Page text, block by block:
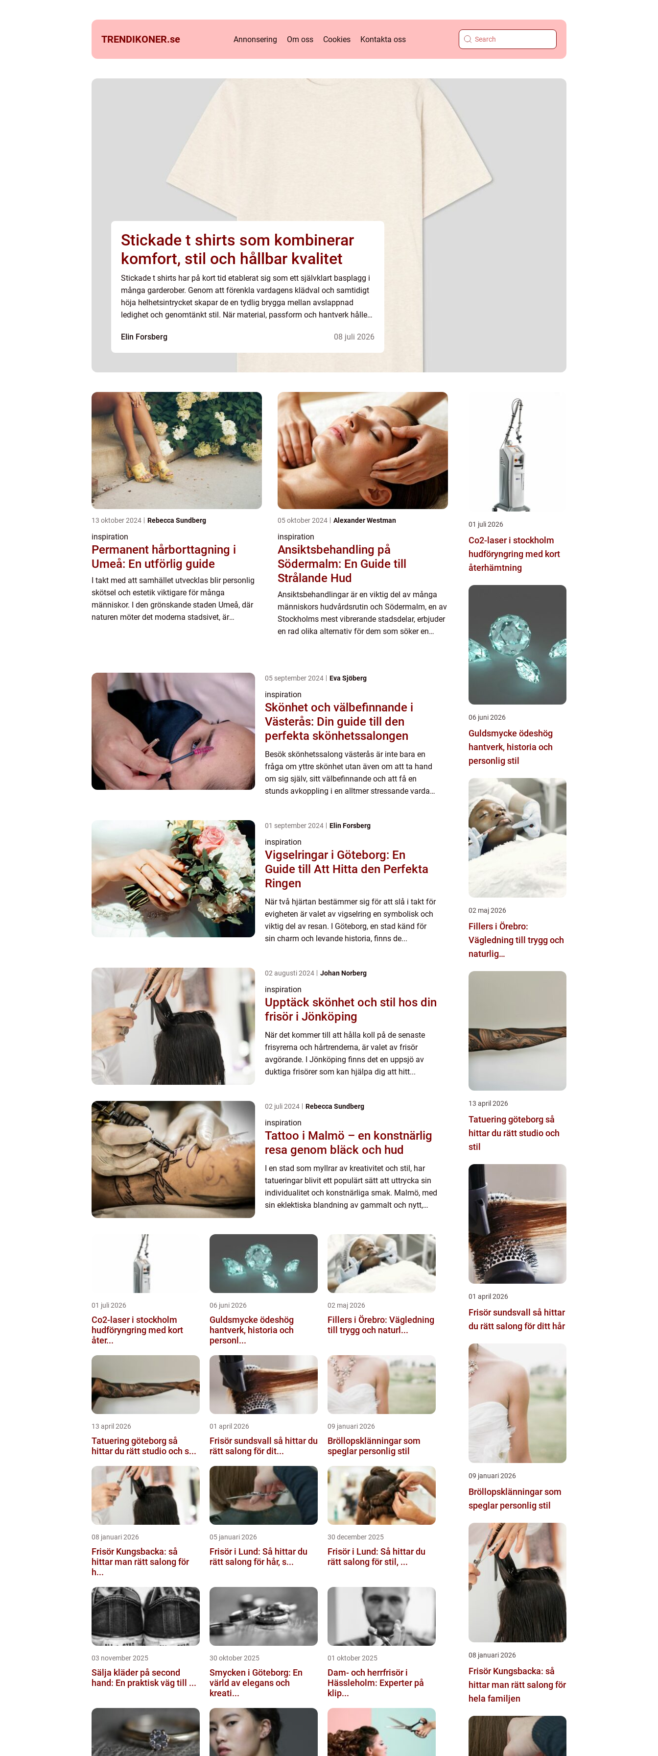
TRENDIKONER.se Annonsering Om oss Cookies Kontakta oss
Stickade t shirts som kombinerar
komfort, stil och hållbar kvalitet
Stickade t shirts har på kort tid etablerat sig som ett självklart basplagg i
många garderober. Genom att förenkla vardagens klädval och samtidigt
höja helhetsintrycket skapar de en tydlig brygga mellan avslappnad
ledighet och genomtänkt stil. När material, passform och hantverk håller
Elin Forsberg
08 juli 2026
13 oktober 2024 Rebecca Sundberg
inspiration
Permanent hårborttagning i
Umeå: En utförlig guide
I takt med att samhället utvecklas blir personlig
skötsel och estetik viktigare för många
människor. I den grönskande staden Umeå, där
naturen möter det moderna stadsivet, är
05 oktober 2024 Alexander Westman
inspiration
Ansiktsbehandling på
Södermalm: En Guide till
Strålande Hud
Ansiktsbehandlingar är en viktig del av många
människors hudvårdsrutin och Södermalm, en av
Stockholms mest vibrerande stadsdelar, erbjuder
en rad olika alternativ för dem som söker en
05 september 2024 Eva Sjöberg
inspiration
Skönhet och välbefinnande i
Västerås: Din guide till den
perfekta skönhetssalongen
Besök skönhetssalong västerås är inte bara en
fråga om yttre skönhet utan även om att ta hand
om sig själv, sitt välbefinnande och att få en
stunds avkoppling i en alltmer stressande vardag.
01 september 2024 Elin Forsberg
inspiration
Vigselringar i Göteborg: En
Guide till Att Hitta den Perfekta
Ringen
När två hjärtan bestämmer sig för att slå i takt för
evigheten är valet av vigselring en symbolisk och
viktig del av resan. I Göteborg, en stad känd för
sin charm och levande historia, finns de...
02 augusti 2024 Johan Norberg
inspiration
Upptäck skönhet och stil hos din
frisör i Jönköping
När det kommer till att hålla koll på de senaste
frisyrerna och hårtrenderna, är valet av frisör
avgörande. I Jönköping finns det en uppsjö av
duktiga frisörer som kan hjälpa dig att hitt...
02 juli 2024 Rebecca Sundberg
inspiration
Tattoo i Malmö – en konstnärlig
resa genom bläck och hud
I en stad som myllrar av kreativitet och stil, har
tatueringar blivit ett populärt sätt att uttrycka sin
individualitet och konstnärliga smak. Malmö, med
sin eklektiska blandning av gammalt och nytt,
01 juli 2026
Co2-laser i stockholm
hudföryngring med kort
åter...
06 juni 2026
Guldsmycke ödeshög
hantverk, historia och
personl...
02 maj 2026
Fillers i Örebro: Vägledning
till trygg och naturl...
13 april 2026
Tatuering göteborg så
hittar du rätt studio och s...
01 april 2026
Frisör sundsvall så hittar du
rätt salong för dit...
09 januari 2026
Bröllopsklänningar som
speglar personlig stil
08 januari 2026
Frisör Kungsbacka: så
hittar man rätt salong för
h...
05 januari 2026
Frisör i Lund: Så hittar du
rätt salong för hår, s...
30 december 2025
Frisör i Lund: Så hittar du
rätt salong för stil, ...
03 november 2025
Sälja kläder på second
hand: En praktisk väg till ...
30 oktober 2025
Smycken i Göteborg: En
värld av elegans och
kreati...
01 oktober 2025
Dam- och herrfrisör i
Hässleholm: Experter på
klip...
01 juli 2026
Co2-laser i stockholm
hudföryngring med kort
återhämtning
06 juni 2026
Guldsmycke ödeshög
hantverk, historia och
personlig stil
02 maj 2026
Fillers i Örebro:
Vägledning till trygg och
naturlig
13 april 2026
Tatuering göteborg så
hittar du rätt studio och
stil
01 april 2026
Frisör sundsvall så hittar
du rätt salong för ditt hår
09 januari 2026
Bröllopsklänningar som
speglar personlig stil
08 januari 2026
Frisör Kungsbacka: så
hittar man rätt salong för
hela familjen